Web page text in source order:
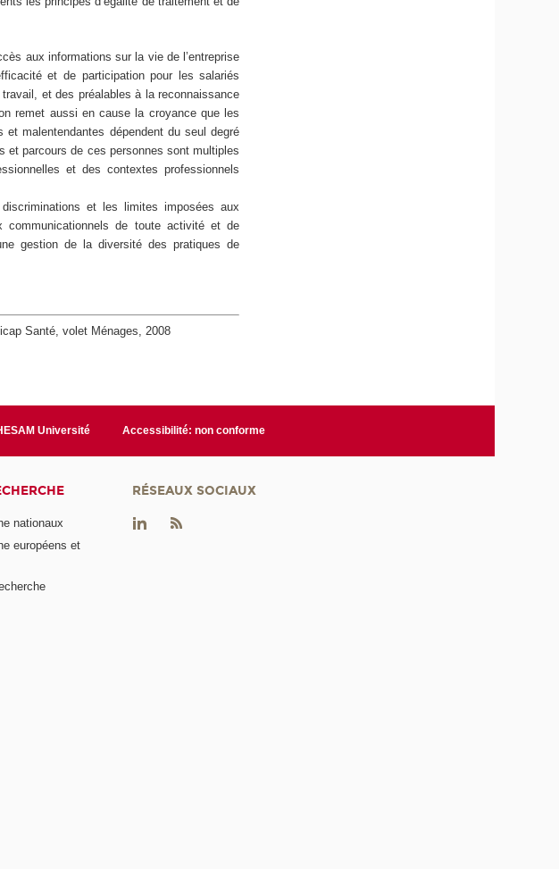
aux informations sur la vie de l’entreprise
et de participation pour les salariés
et des préalables à la reconnaissance
remet aussi en cause la croyance que les
malentendantes dépendent du seul degré
et parcours de ces personnes sont multiples
et des contextes professionnels
et les limites imposées aux
de toute activité et de
gestion de la diversité des pratiques de
Santé, volet Ménages, 2008
Université Accessibilité: non conforme
nationaux
européens et
RÉSEAUX SOCIAUX